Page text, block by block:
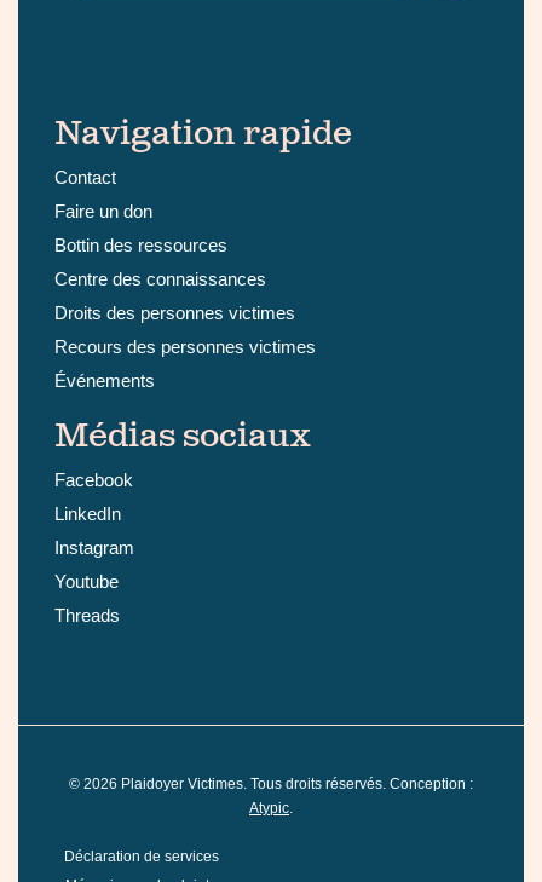
Navigation rapide
Contact
Faire un don
Bottin des ressources
Centre des connaissances
Droits des personnes victimes
Recours des personnes victimes
Événements
Médias sociaux
Facebook
LinkedIn
Instagram
Youtube
Threads
© 2026 Plaidoyer Victimes. Tous droits réservés. Conception :
Atypic.
Déclaration de services